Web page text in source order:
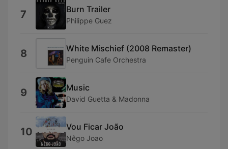
7 Burn Trailer
Philippe Guez
8 White Mischief (2008 Remaster)
Penguin Cafe Orchestra
9 Music
David Guetta & Madonna
10 Vou Ficar João
Nêgo Joao